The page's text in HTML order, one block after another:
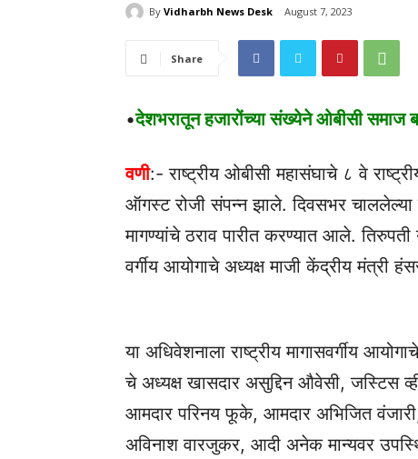
By Vidharbh News Desk August 7, 2023
Share
•देशभरातून हजारोंच्या संख्येने ओबीसी समाज
वणी:- राष्ट्रीय ओबीसी महासंघाचे ८ वे
ऑगस्ट रोजी संपन्न झाले. दिवसभर
मागण्यांचे ठराव पारीत करण्यात आले.
वर्गीय आयोगाचे अध्यक्ष माजी केंद्रीय मंत्री
या अधिवेशनाला राष्ट्रीय मागासवर्गीय
चे अध्यक्ष खासदार असुद्दिन औवेसी, जस्टिस
आमदार परिनय फूके, आमदार अभिजित
अविनाश वारजुकर, आदी अनेक मान्यवर